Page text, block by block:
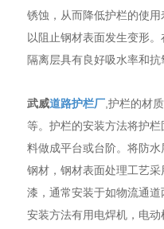
锈蚀，从而降低护栏的使
以阻止钢材表面发生变形
隔离层具有良好吸水率和抗
武威道路护栏厂 ,护栏的材
等。护栏的安装方法将护
料做成平台或台阶。将防
钢材，钢材表面处理工艺
漆，通常安装于如物流通
安装方法有用电焊机，电